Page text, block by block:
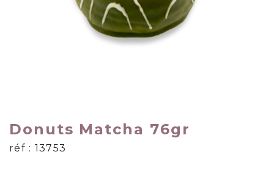
Donuts Matcha 76gr
réf : 13753